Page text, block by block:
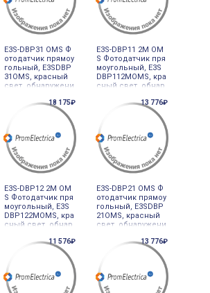
Omron
mron
E3S-DBP31 OMS Ф
отодатчик прямоу
гольный, E3SDBP
31OMS, красный
свет, обнаружени
ъектов, кнопкка о
бучения SmartTea
ch, 0-45м, PNP, НО
+НЗ, хвост с разъ
ёмом M12 668069
Omron
E3S-DBP11 2M OM
S Фотодатчик пря
моугольный, E3S
DBP112MOMS, кра
сный свет, обнар
ых объектов, кно
пкка обучения S
martTeach, 0-45м,
PNP, НО+НЗ, кабе
ль 2м 668061 Omr
on
18 175₽
E3S-DBP12 2M OM
S Фотодатчик пря
моугольный, E3S
DBP122MOMS, кра
сный свет, обнар
ых объектов, узки
й луч, кнопкка об
учения SmartTeac
h, 0-07м, PNP, НО+
НЗ, кабель 2м 668
054 Omron
13 776₽
E3S-DBP21 OMS Ф
отодатчик прямоу
гольный, E3SDBP
21OMS, красный
свет, обнаружени
ъектов, кнопкка о
бучения SmartTea
ch, 0-45м, PNP, НО
+НЗ, разъём M12
388939 Omron
11 576₽ 13 776₽